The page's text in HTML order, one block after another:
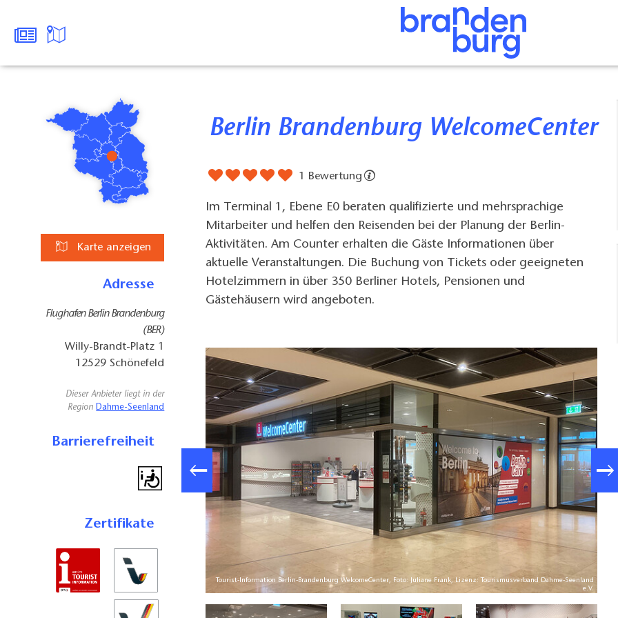
Karte anzeigen
Adresse
Flughafen Berlin Brandenburg
(BER)
Willy-Brandt-Platz 1
12529 Schönefeld
Dieser Anbieter liegt in der
Region Dahme-Seenland
Barrierefreiheit
Zertifikate
Berlin Brandenburg WelcomeCenter
1 Bewertung
Im Terminal 1, Ebene E0 beraten qualifizierte und mehrsprachige
Mitarbeiter und helfen den Reisenden bei der Planung der Berlin-
Aktivitäten. Am Counter erhalten die Gäste Informationen über
aktuelle Veranstaltungen. Die Buchung von Tickets oder geeigneten
Hotelzimmern in über 350 Berliner Hotels, Pensionen und
Gästehäusern wird angeboten.
Dana Klaus, Lizenz: Tourismusverband Dahme-Seenland e.V.
Tourist-Information Berlin-Brandenburg WelcomeCenter, Foto: Juliane Frank, Lizenz: Tourismusverband Dahme-Seenland
e.V.